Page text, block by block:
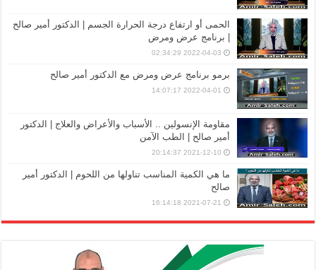
الحمى أو ارتفاع درجة الحرارة الجسم | الدكتور أمير صالح
| برنامج عرض ومرض
2022-04-03 02:34:29
برمو برنامج عرض ومرض مع الدكتور أمير صالح
2022-04-01 14:07:17
مقاومة الإنسولين .. الأسباب والأعراض والعلاج | الدكتور
أمير صالح | الطب الآمن
2021-12-10 20:14:37
ما هي الكمية المناسب تناولها من اللحوم | الدكتور أمير
صالح
2021-07-21 16:14:18